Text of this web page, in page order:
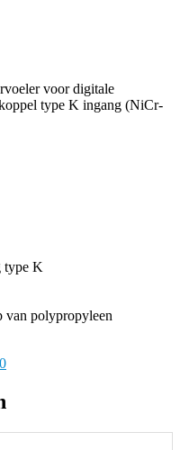
voor digitale
type K ingang (NiCr-
type K
van polypropyleen